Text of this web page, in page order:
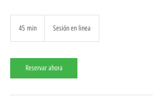
45 min
m
i
n
Sesión en linea
Reservar ahora